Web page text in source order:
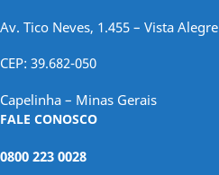
Av. Tico Neves, 1.455 – Vista Alegre
CEP: 39.682-050
Capelinha – Minas Gerais
FALE CONOSCO
0800 223 0028